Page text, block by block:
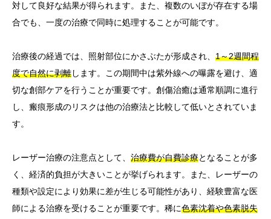
対して良好な結果が得られます。また、複数のいぼが存在する場
合でも、一度の治療で同時に処理することが可能です。
治療後の経過では、照射部位にかさぶたが形成され、 1～2週間程
度で自然に剥離します。この期間中は紫外線への曝露を避け、適
切な創部ケアを行うことが重要です。創傷治癒は通常順調に進行
し、瘢痕形成のリスクは他の治療法と比較して低いとされていま
す。
レーザー治療の注意点として、 治療費が自費診療となることが多
く、経済的負担が大きいことが挙げられます。また、レーザーの
種類や設定により効果に差が生じる可能性があり、経験豊富な医
師による治療を受けることが重要です。稀に色素沈着や色素脱失